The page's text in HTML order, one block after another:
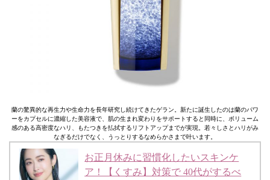
蘭の驚異的な再生力や生命力を長年研究し続けてきたゲラン。新たに誕生したのは蘭のパワ
ーをカプセルに濃縮した美容液で、肌の生まれ変わりをサポートすると同時に、ボリューム
感のある高密度なハリ、もたつきを払拭するリフトアップまでが実現。若々しさとハリがみ
なぎるだけでなく、うっとりするなめらかさまで叶います。
お正月休みに習慣化したいスキンケ
ア！【くすみ】対策で 40代がするべ